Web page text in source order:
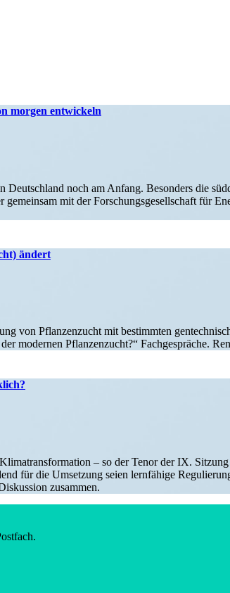
morgen entwickeln
noch am Anfang. Besonders die
mit der Forschungs­ge­sell­schaft für
ändert
von Pflan­zen­zucht mit bestimmten
Pflan­zen­zucht?“ Fachge­spräche.
– so der Tenor der IX.
für die Umsetzung seien lernfähige
zusammen.